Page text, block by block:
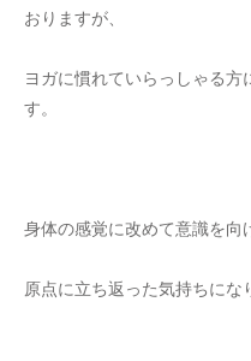
おりますが、
ヨガに慣れていらっしゃる
す。
身体の感覚に改めて意識を向
原点に立ち返った気持ちにな